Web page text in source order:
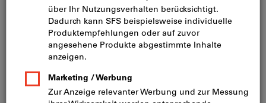
In den Warenkorb